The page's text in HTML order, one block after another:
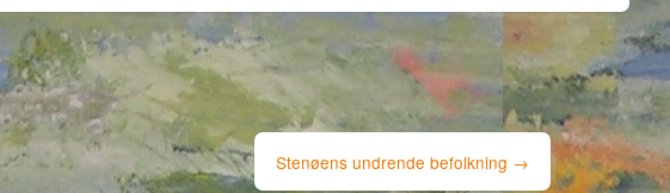
Stenøens undrende befolkning →